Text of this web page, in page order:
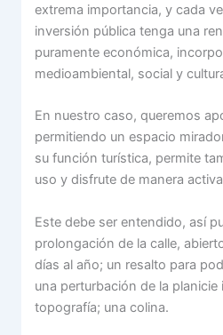
extrema importancia, y cada
inversión pública tenga una
puramente económica,
medioambiental, social y
En nuestro caso, queremos
permitiendo un espacio
su función turística, permite
uso y disfrute de manera
Este debe ser entendido, así
prolongación de la calle,
días al año; un resalto para
una perturbación de la planicie
topografía; una colina.